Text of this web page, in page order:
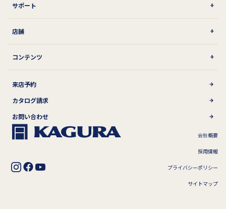
サポート
店舗
コンテンツ
来店予約
カタログ請求
お問い合わせ
会社概要
採用情報
プライバシーポリシー
サイトマップ